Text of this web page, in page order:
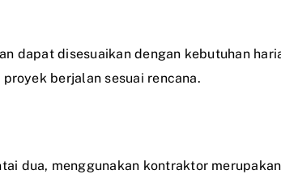
dapat disesuaikan dengan kebutuhan
berjalan sesuai rencana.
dua, menggunakan kontraktor